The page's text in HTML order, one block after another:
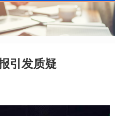
引发质疑